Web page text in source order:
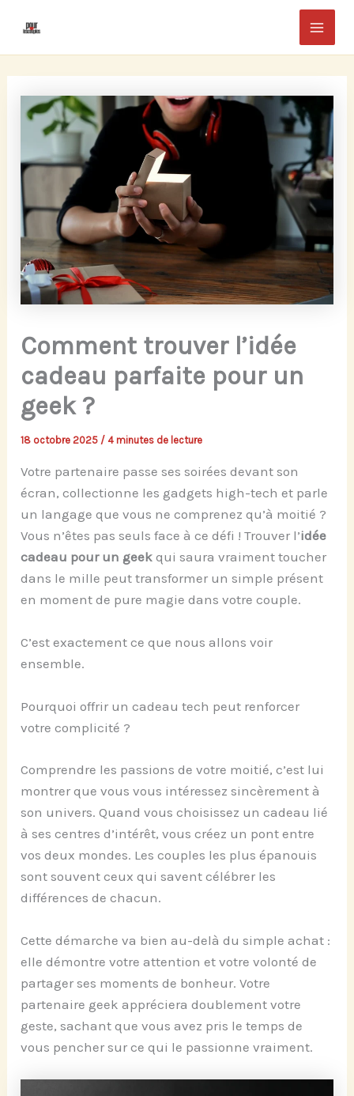
contenu
Main
Comment trouver l’idée
cadeau parfaite pour un
geek ?
18 octobre 2025 / 4 minutes de lecture
Votre partenaire passe ses soirées devant son
écran, collectionne les gadgets high-tech et parle
un langage que vous ne comprenez qu’à moitié ?
Vous n’êtes pas seuls face à ce défi ! Trouver l’idée
cadeau pour un geek qui saura vraiment toucher
dans le mille peut transformer un simple présent
en moment de pure magie dans votre couple.
C’est exactement ce que nous allons voir
ensemble.
Pourquoi offrir un cadeau tech peut renforcer
votre complicité ?
Comprendre les passions de votre moitié, c’est lui
montrer que vous vous intéressez sincèrement à
son univers. Quand vous choisissez un cadeau lié
à ses centres d’intérêt, vous créez un pont entre
vos deux mondes. Les couples les plus épanouis
sont souvent ceux qui savent célébrer les
différences de chacun.
Cette démarche va bien au-delà du simple achat :
elle démontre votre attention et votre volonté de
partager ses moments de bonheur. Votre
partenaire geek appréciera doublement votre
geste, sachant que vous avez pris le temps de
vous pencher sur ce qui le passionne vraiment.